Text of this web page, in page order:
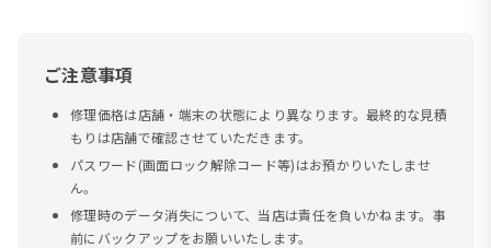
ご注意事項
修理価格は店舗・端末の状態により異なります。最終的な見積
もりは店舗で確認させていただきます。
パスワード(画面ロック解除コード等)はお預かりいたしませ
ん。
修理時のデータ消失について、当店は責任を負いかねます。事
前にバックアップをお願いいたします。